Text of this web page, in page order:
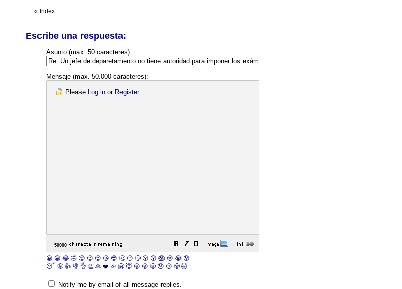
« Index
Escribe una respuesta:
Asunto (max. 50 caracteres):
Mensaje (max. 50.000 caracteres):
Please Log in or Register.
😀 😁 😂 🤣 😊 😉 😍 😘 😎 🤔 😐 🙄 😮 😲 😱 😢 😭 😡
😴 🤪 👍 👎 👌 👏 🙏 ❤️ 🎉 🤗 😇 😛 😜 😬 😞 😕 😤 🤯
Notify me by email of all message replies.